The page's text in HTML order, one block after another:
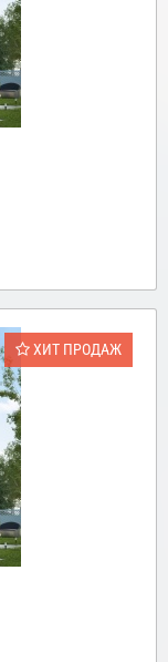
ХИТ ПРОДАЖ